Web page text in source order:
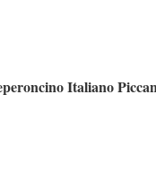
Italiano